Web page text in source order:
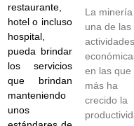
restaurante,
hotel o incluso
hospital,
pueda brindar
los servicios
que brindan
manteniendo
unos
La
una de las
actividades
en las que
más ha
crecido la